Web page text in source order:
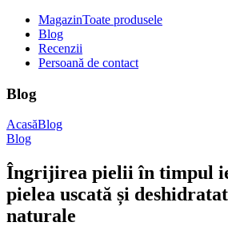
MagazinToate produsele
Blog
Recenzii
Persoană de contact
Blog
AcasăBlog
Blog
Îngrijirea pielii în timpul
pielea uscată și
naturale